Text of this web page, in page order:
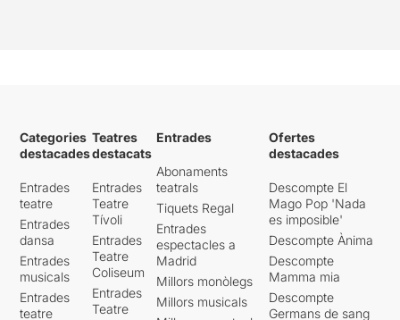
Categories
destacades
Entrades
teatre
Entrades
dansa
Entrades
musicals
Entrades
teatre
Teatres
destacats
Entrades
Teatre
Tívoli
Entrades
Teatre
Coliseum
Entrades
Teatre
Entrades
Abonaments
teatrals
Tiquets Regal
Entrades
espectacles a
Madrid
Millors monòlegs
Millors musicals
Ofertes
destacades
Descompte El
Mago Pop 'Nada
es imposible'
Descompte Ànima
Descompte
Mamma mia
Descompte
Germans de sang